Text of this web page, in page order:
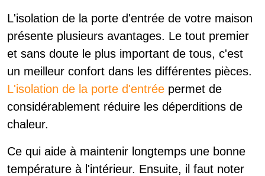
L'isolation de la porte d'entrée de votre maison
présente plusieurs avantages. Le tout premier
et sans doute le plus important de tous, c'est
un meilleur confort dans les différentes pièces.
L'isolation de la porte d'entrée permet de
considérablement réduire les déperditions de
chaleur.
Ce qui aide à maintenir longtemps une bonne
température à l'intérieur. Ensuite, il faut noter